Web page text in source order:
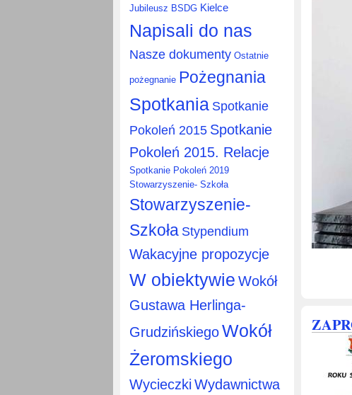
Jubileusz BSDG Kielce
Napisali do nas
Nasze dokumenty Ostatnie
pożegnanie Pożegnania
Spotkania Spotkanie
Pokoleń 2015 Spotkanie
Pokoleń 2015. Relacje
Spotkanie Pokoleń 2019
Stowarzyszenie- Szkoła
Stowarzyszenie-
Szkoła Stypendium
Wakacyjne propozycje
W obiektywie Wokół
Gustawa Herlinga-
GrudzińskiegoWokół
Żeromskiego
Wycieczki Wydawnictwa